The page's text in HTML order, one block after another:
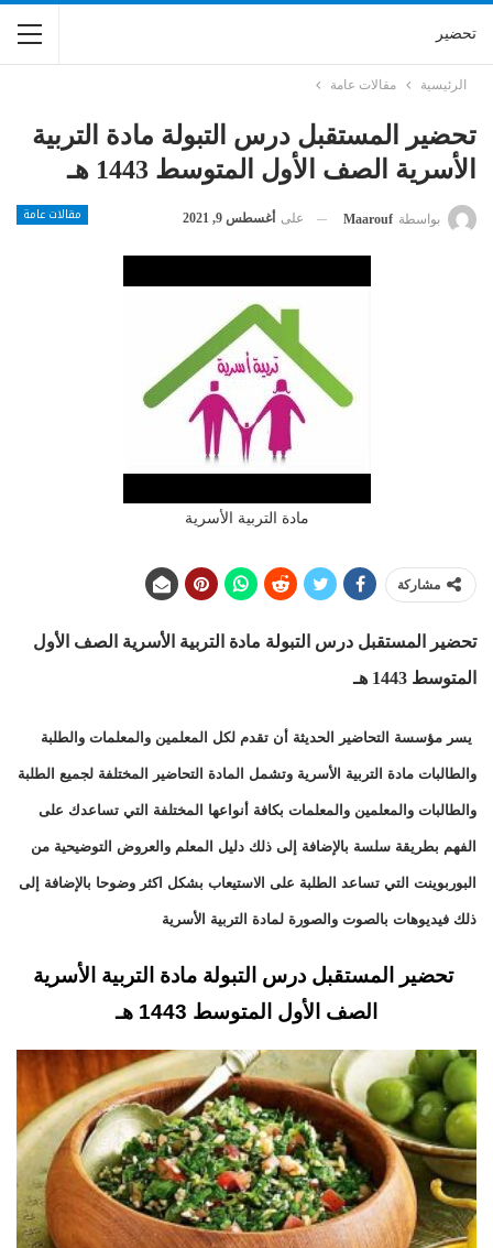
تحضير
الرئيسية مقالات عامة
تحضير المستقبل درس التبولة مادة التربية
الأسرية الصف الأول المتوسط 1443 هـ
مقالات عامة بواسطة Maarouf على أغسطس 9, 2021
مادة التربية الأسرية
مشاركة
تحضير المستقبل درس التبولة مادة التربية الأسرية الصف الأول
المتوسط 1443 هـ
يسر مؤسسة التحاضير الحديثة أن تقدم لكل المعلمين والمعلمات والطلبة
والطالبات مادة التربية الأسرية وتشمل المادة التحاضير المختلفة لجميع الطلبة
والطالبات والمعلمين والمعلمات بكافة أنواعها المختلفة التي تساعدك على
الفهم بطريقة سلسة بالإضافة إلى ذلك دليل المعلم والعروض التوضيحية من
البوربوينت التي تساعد الطلبة على الاستيعاب بشكل اكثر وضوحا بالإضافة إلى
ذلك فيديوهات بالصوت والصورة لمادة التربية الأسرية
تحضير المستقبل درس التبولة مادة التربية الأسرية
الصف الأول المتوسط 1443 هـ